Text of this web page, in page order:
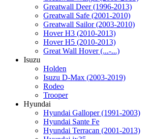
Greatwall Deer (1996-2013)
Greatwall Safe (2001-2010)
Greatwall Sailor (2003-2010)
Hover H3 (2010-2013)
Hover H5 (2010-2013)
Great Wall Hover (...-...)
Isuzu
Holden
Isuzu D-Max (2003-2019)
Rodeo
Trooper
Hyundai
Hyundai Galloper (1991-2003)
Hyundai Sante Fe
Hyundai Terracan (2001-2013)